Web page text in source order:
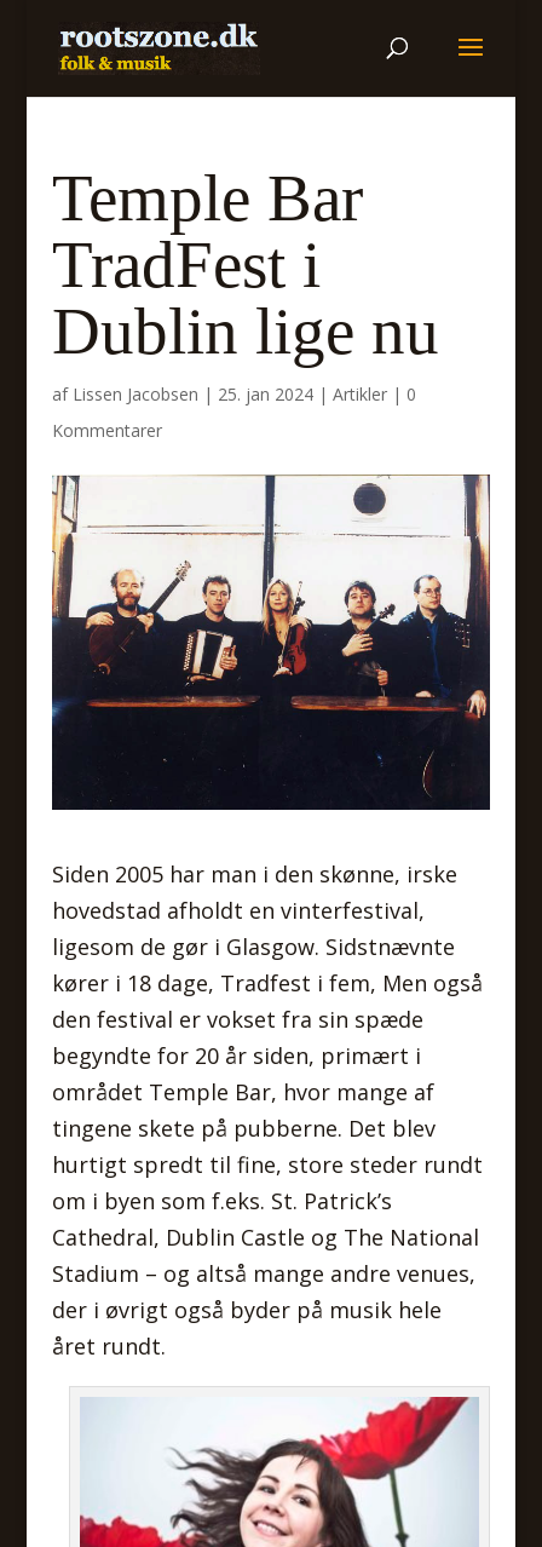
Temple Bar
TradFest i
Dublin lige nu
af Lissen Jacobsen | 25. jan 2024| Artikler| 0
Kommentarer
Siden 2005 har man i den skønne, irske
hovedstad afholdt en vinterfestival,
ligesom de gør i Glasgow. Sidstnævnte
kører i 18 dage, Tradfest i fem, Men også
den festival er vokset fra sin spæde
begyndte for 20 år siden, primært i
området Temple Bar, hvor mange af
tingene skete på pubberne. Det blev
hurtigt spredt til fine, store steder rundt
om i byen som f.eks. St. Patrick’s
Cathedral, Dublin Castle og The National
Stadium – og altså mange andre venues,
der i øvrigt også byder på musik hele
året rundt.